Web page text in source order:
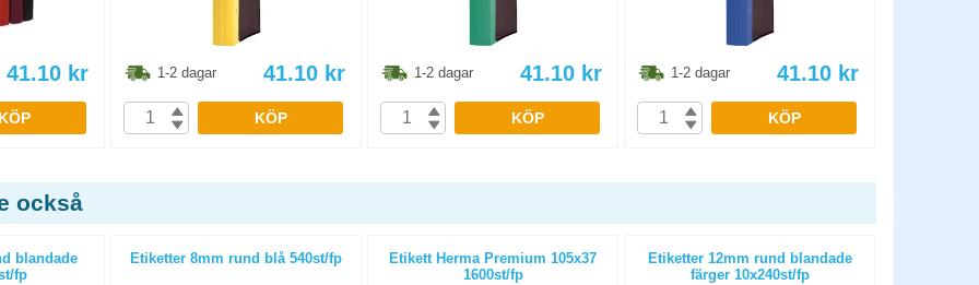
41.10 kr
KÖP
1-2 dagar 41.10 kr
KÖP
1-2 dagar 41.10 kr
KÖP
1-2 dagar 41.10 kr
KÖP
också
blandade
fp
Etiketter 8mm rund blå 540st/fp
Etikett Herma Premium 105x37
1600st/fp
Etiketter 12mm rund blandade
färger 10x240st/fp